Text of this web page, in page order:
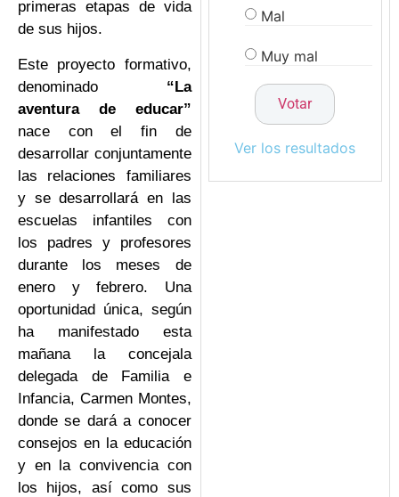
primeras etapas de vida
de sus hijos.
Este proyecto formativo,
denominado “La
aventura de educar”
nace con el fin de
desarrollar conjuntamente
las relaciones familiares
y se desarrollará en las
escuelas infantiles con
los padres y profesores
durante los meses de
enero y febrero. Una
oportunidad única, según
ha manifestado esta
mañana la concejala
delegada de Familia e
Infancia, Carmen Montes,
donde se dará a conocer
consejos en la educación
y en la convivencia con
los hijos, así como sus
Mal
Muy mal
Ver los resultados